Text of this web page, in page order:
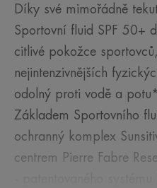
Díky své mimořádně
Sportovní fluid SPF 50+
citlivé pokožce
nejintenzivnějších
odolný proti vodě a
Základem Sportovního
ochranný komplex
centrem Pierre Fabre